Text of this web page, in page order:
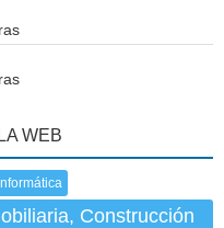
WEB
Construcción